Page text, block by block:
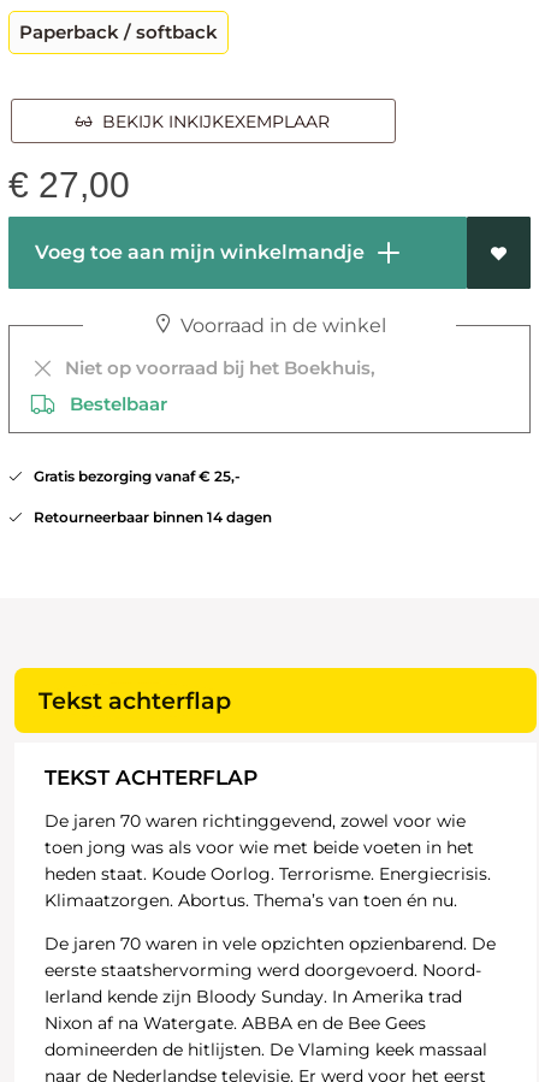
Paperback / softback
BEKIJK INKIJKEXEMPLAAR
€ 27,00
Voeg toe aan mijn winkelmandje
Voorraad in de winkel
Niet op voorraad bij het Boekhuis,
Bestelbaar
Gratis bezorging vanaf € 25,-
Retourneerbaar binnen 14 dagen
Tekst achterflap
TEKST ACHTERFLAP
De jaren 70 waren richtinggevend, zowel voor wie
toen jong was als voor wie met beide voeten in het
heden staat. Koude Oorlog. Terrorisme. Energiecrisis.
Klimaatzorgen. Abortus. Thema’s van toen én nu.
De jaren 70 waren in vele opzichten opzienbarend. De
eerste staatshervorming werd doorgevoerd. Noord-
Ierland kende zijn Bloody Sunday. In Amerika trad
Nixon af na Watergate. ABBA en de Bee Gees
domineerden de hitlijsten. De Vlaming keek massaal
naar de Nederlandse televisie. Er werd voor het eerst